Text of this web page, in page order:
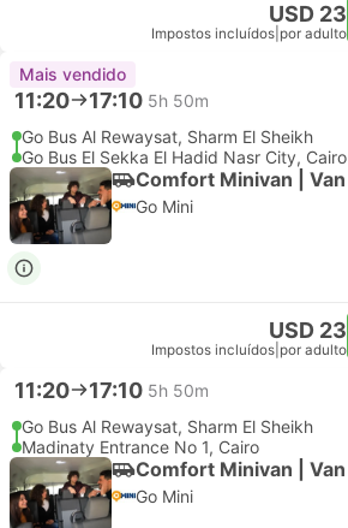
USD 23
Impostos incluídos por adulto
Mais vendido
11:20 17:10 5h 50m
Go Bus Al Rewaysat, Sharm El Sheikh
Go Bus El Sekka El Hadid Nasr City, Cairo
Comfort Minivan | Van
Go Mini
USD 23
Impostos incluídos por adulto
11:20 17:10 5h 50m
Go Bus Al Rewaysat, Sharm El Sheikh
Madinaty Entrance No 1, Cairo
Comfort Minivan | Van
Go Mini